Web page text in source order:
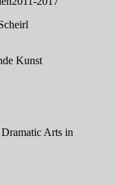
Kunst
Arts in